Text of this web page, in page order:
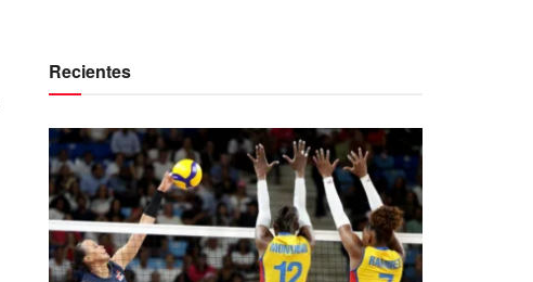
Recientes